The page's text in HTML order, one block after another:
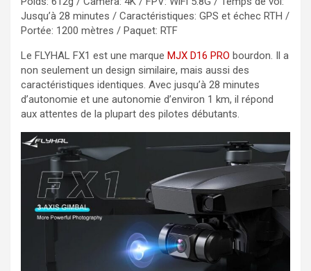
Jusqu’à 28 minutes / Caractéristiques: GPS et échec RTH /
Portée: 1200 mètres / Paquet: RTF
Le FLYHAL FX1 est une marque MJX D16 PRO bourdon. Il a
non seulement un design similaire, mais aussi des
caractéristiques identiques. Avec jusqu’à 28 minutes
d’autonomie et une autonomie d’environ 1 km, il répond
aux attentes de la plupart des pilotes débutants.